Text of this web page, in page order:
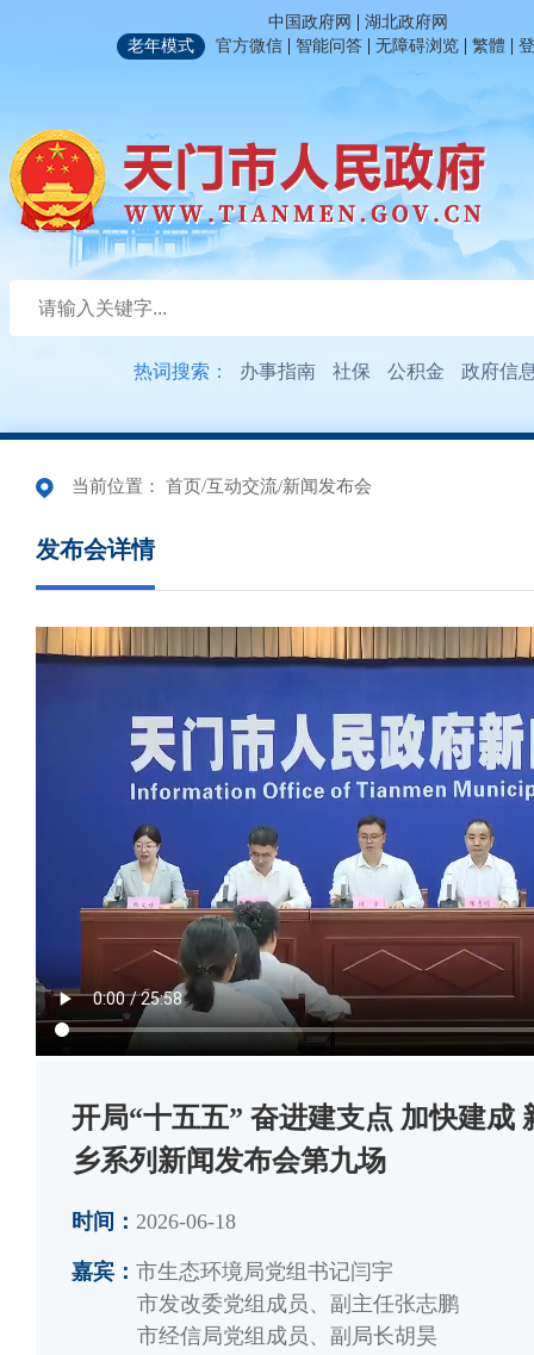
中国政府网 | 湖北政府网
老年模式
官方微信 | 智能问答 | 无障碍浏览 | 繁體 |
热词搜索： 办事指南 社保 公积金 政府信
当前位置： 首页/互动交流/新闻发布会
发布会详情
开局“十五五” 奋进建支点 加快建成
乡系列新闻发布会第九场
时间： 2026-06-18
嘉宾： 市生态环境局党组书记闫宇
市发改委党组成员、副主任张志鹏
市经信局党组成员、副局长胡昊